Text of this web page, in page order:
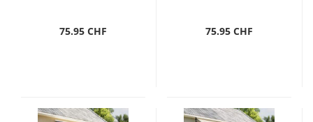
75.95 CHF
75.95 CHF